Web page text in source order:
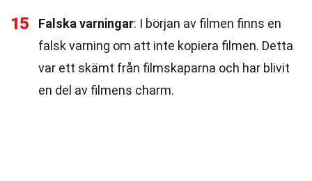
15 Falska varningar: I början av filmen finns en
falsk varning om att inte kopiera filmen. Detta
var ett skämt från filmskaparna och har blivit
en del av filmens charm.